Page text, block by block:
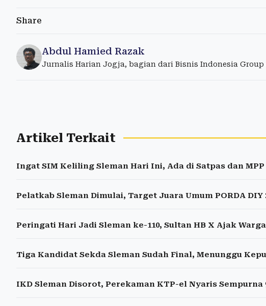
Share
Abdul Hamied Razak
Jurnalis Harian Jogja, bagian dari Bisnis Indonesia
Artikel Terkait
Ingat SIM Keliling Sleman Hari Ini, Ada di Satpas dan MPP
Pelatkab Sleman Dimulai, Target Juara Umum PORDA DIY
Peringati Hari Jadi Sleman ke-110, Sultan HB X Ajak
Tiga Kandidat Sekda Sleman Sudah Final, Menunggu
IKD Sleman Disorot, Perekaman KTP-el Nyaris Sempurna